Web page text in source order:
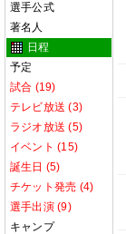
選手公式
著名人
日程
予定
試合 (19)
テレビ放送 (3)
ラジオ放送 (5)
イベント (15)
誕生日 (5)
チケット発売 (4)
選手出演 (9)
キャンプ